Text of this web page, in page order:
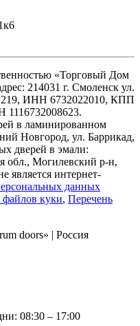
«Торговый Дом
214031 г. Смоленск ул.
219, ИНН 6732022010, КПП
в ламинированном
Новгород, ул. Баррикад,
дверей в эмали:
обл., Могилевский р-н,
является интернет-
данных
куки, Перечень
doors» | Россия
08:30 – 17:00